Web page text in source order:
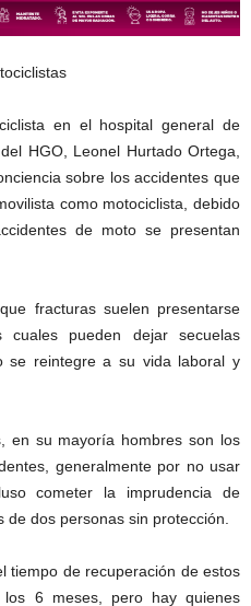
en el hospital general de
HGO, Leonel Hurtado Ortega,
sobre los accidentes que
como motociclista, debido
de moto se presentan
fracturas suelen presentarse
cuales pueden dejar secuelas
se reintegre a su vida laboral y
en su mayoría hombres son los
generalmente por no usar
cometer la imprudencia de
dos personas sin protección.
tiempo de recuperación de estos
los 6 meses, pero hay quienes